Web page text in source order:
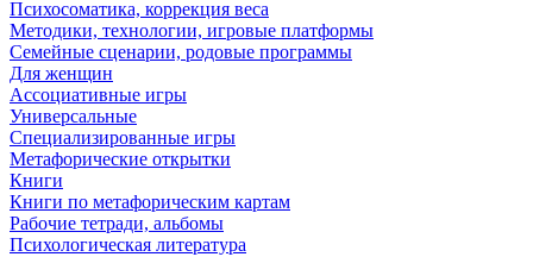
Психосоматика, коррекция веса
Методики, технологии, игровые платформы
Семейные сценарии, родовые программы
Для женщин
Ассоциативные игры
Универсальные
Специализированные игры
Метафорические открытки
Книги
Книги по метафорическим картам
Рабочие тетради, альбомы
Психологическая литература